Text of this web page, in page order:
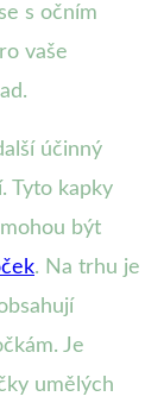
s očním
vaše
účinný
Tyto kapky
být
. Na trhu je
Je
umělých